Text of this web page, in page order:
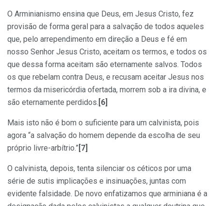
O Arminianismo ensina que Deus, em Jesus Cristo, fez
provisão de forma geral para a salvação de todos aqueles
que, pelo arrependimento em direção a Deus e fé em
nosso Senhor Jesus Cristo, aceitam os termos, e todos os
que dessa forma aceitam são eternamente salvos. Todos
os que rebelam contra Deus, e recusam aceitar Jesus nos
termos da misericórdia ofertada, morrem sob a ira divina, e
são eternamente perdidos. [6]
Mais isto não é bom o suficiente para um calvinista, pois
agora “a salvação do homem depende da escolha de seu
próprio livre-arbítrio.” [7]
O calvinista, depois, tenta silenciar os céticos por uma
série de sutis implicações e insinuações, juntas com
evidente falsidade. De novo enfatizamos que arminiana é a